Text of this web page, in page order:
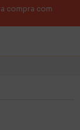
compra com